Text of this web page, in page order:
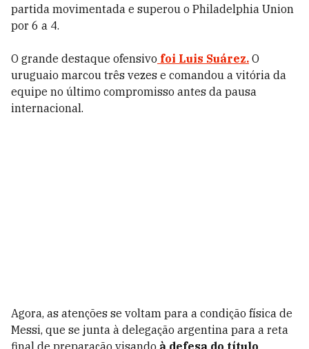
partida movimentada e superou o Philadelphia Union
por 6 a 4.
O grande destaque ofensivo foi Luis Suárez. O
uruguaio marcou três vezes e comandou a vitória da
equipe no último compromisso antes da pausa
internacional.
Agora, as atenções se voltam para a condição física de
Messi, que se junta à delegação argentina para a reta
final de preparação visando à defesa do título